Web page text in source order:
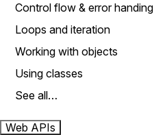
Control flow & error handing
Loops and iteration
Working with objects
Using classes
See all…
Web APIs